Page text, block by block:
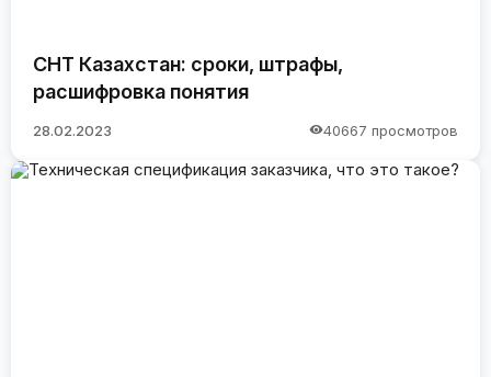
СНТ Казахстан: сроки, штрафы,
расшифровка понятия
28.02.2023 40667 просмотров